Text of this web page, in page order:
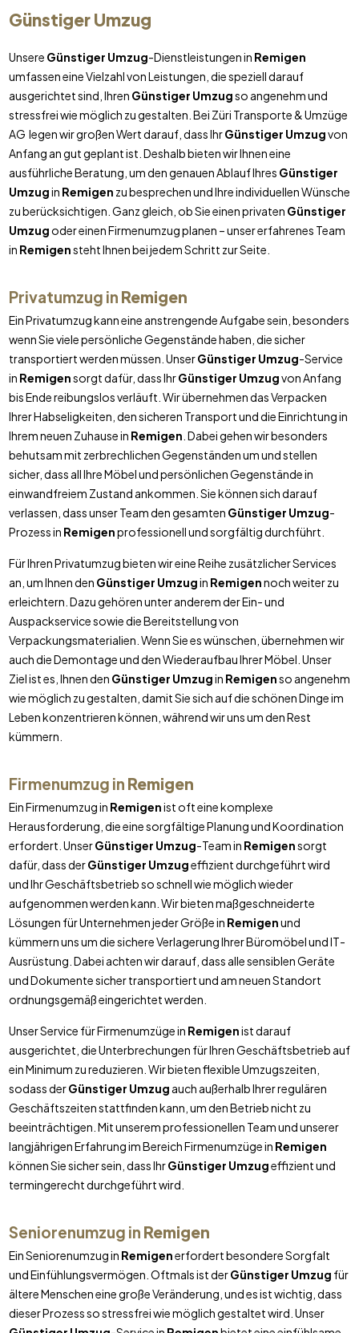
Günstiger Umzug
Unsere Günstiger Umzug-Dienstleistungen in Remigen
umfassen eine Vielzahl von Leistungen, die speziell darauf
ausgerichtet sind, Ihren Günstiger Umzugso angenehm und
stressfrei wie möglich zu gestalten. Bei Züri Transporte & Umzüge
AG legen wir großen Wert darauf, dass IhrGünstiger Umzugvon
Anfang an gut geplant ist. Deshalb bieten wir Ihnen eine
ausführliche Beratung, um den genauen Ablauf Ihres Günstiger
Umzugin Remigen zu besprechen und Ihre individuellen Wünsche
zu berücksichtigen. Ganz gleich, ob Sie einen privaten Günstiger
Umzugoder einen Firmenumzug planen – unser erfahrenes Team
in Remigensteht Ihnen bei jedem Schritt zur Seite.
Privatumzug in Remigen
Ein Privatumzug kann eine anstrengende Aufgabe sein, besonders
wenn Sie viele persönliche Gegenstände haben, die sicher
transportiert werden müssen. UnserGünstiger Umzug-Service
in Remigensorgt dafür, dass IhrGünstiger Umzugvon Anfang
bis Ende reibungslos verläuft. Wir übernehmen das Verpacken
Ihrer Habseligkeiten, den sicheren Transport und die Einrichtung in
Ihrem neuen Zuhause in Remigen . Dabei gehen wir besonders
behutsam mit zerbrechlichen Gegenständen um und stellen
sicher, dass all Ihre Möbel und persönlichen Gegenstände in
einwandfreiem Zustand ankommen. Sie können sich darauf
verlassen, dass unser Team den gesamten Günstiger Umzug-
Prozess in Remigenprofessionell und sorgfältig durchführt.
Für Ihren Privatumzug bieten wir eine Reihe zusätzlicher Services
an, um Ihnen den Günstiger Umzugin Remigennoch weiter zu
erleichtern. Dazu gehören unter anderem der Ein- und
Auspackservice sowie die Bereitstellung von
Verpackungsmaterialien. Wenn Sie es wünschen, übernehmen wir
auch die Demontage und den Wiederaufbau Ihrer Möbel. Unser
Ziel ist es, Ihnen den Günstiger Umzugin Remigenso angenehm
wie möglich zu gestalten, damit Sie sich auf die schönen Dinge im
Leben konzentrieren können, während wir uns um den Rest
kümmern.
Firmenumzug in Remigen
Ein Firmenumzug in Remigenist oft eine komplexe
Herausforderung, die eine sorgfältige Planung und Koordination
erfordert. UnserGünstiger Umzug-Team in Remigensorgt
dafür, dass derGünstiger Umzugeffizient durchgeführt wird
und Ihr Geschäftsbetrieb so schnell wie möglich wieder
aufgenommen werden kann. Wir bieten maßgeschneiderte
Lösungen für Unternehmen jeder Größe in Remigenund
kümmern uns um die sichere Verlagerung Ihrer Büromöbel und IT-
Ausrüstung. Dabei achten wir darauf, dass alle sensiblen Geräte
und Dokumente sicher transportiert und am neuen Standort
ordnungsgemäß eingerichtet werden.
Unser Service für Firmenumzüge in Remigenist darauf
ausgerichtet, die Unterbrechungen für Ihren Geschäftsbetrieb auf
ein Minimum zu reduzieren. Wir bieten flexible Umzugszeiten,
sodass derGünstiger Umzug auch außerhalb Ihrer regulären
Geschäftszeiten stattfinden kann, um den Betrieb nicht zu
beeinträchtigen. Mit unserem professionellen Team und unserer
langjährigen Erfahrung im Bereich Firmenumzüge in Remigen
können Sie sicher sein, dass IhrGünstiger Umzugeffizient und
termingerecht durchgeführt wird.
Seniorenumzug in Remigen
Ein Seniorenumzug in Remigenerfordert besondere Sorgfalt
und Einfühlungsvermögen. Oftmals ist derGünstiger Umzug für
ältere Menschen eine große Veränderung, und es ist wichtig, dass
dieser Prozess so stressfrei wie möglich gestaltet wird. Unser